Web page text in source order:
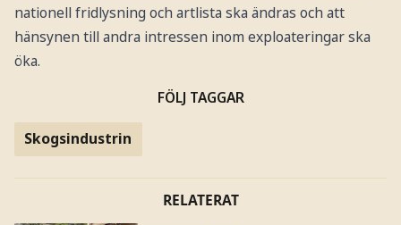
nationell fridlysning och artlista ska ändras och att
hänsynen till andra intressen inom exploateringar ska
öka.
FÖLJ TAGGAR
Skogsindustrin
RELATERAT